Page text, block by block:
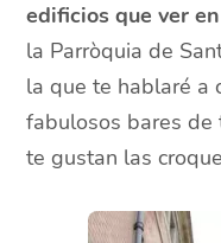
edificios que ver
la Parròquia de
la que te hablaré a
fabulosos bares de
te gustan las